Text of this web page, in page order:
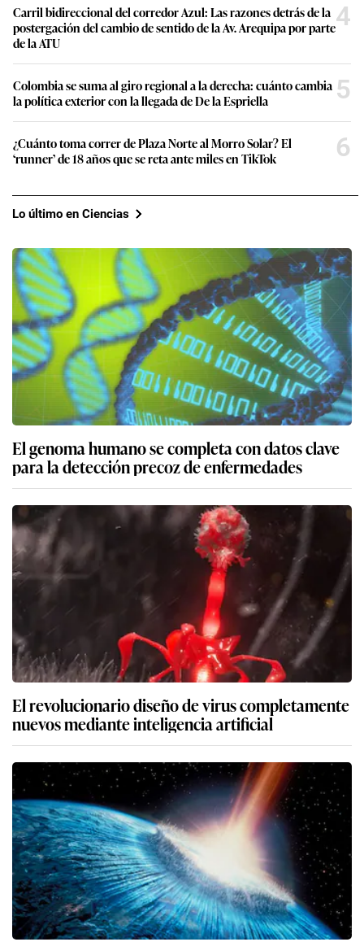
Carril bidireccional del corredor Azul: Las razones detrás de la
postergación del cambio de sentido de la Av. Arequipa por parte
de la ATU
4
Colombia se suma al giro regional a la derecha: cuánto cambia
la política exterior con la llegada de De la Espriella
5
¿Cuánto toma correr de Plaza Norte al Morro Solar? El
‘runner’ de 18 años que se reta ante miles en TikTok
6
Lo último en Ciencias
El genoma humano se completa con datos clave
para la detección precoz de enfermedades
El revolucionario diseño de virus completamente
nuevos mediante inteligencia artificial